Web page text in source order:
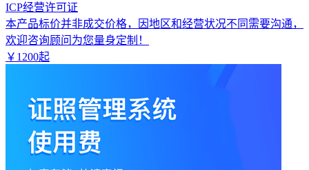
ICP经营许可证
本产品标价并非成交价格，因地区和经营状况不同需要沟通，
欢迎咨询顾问为您量身定制！
￥ 1200起